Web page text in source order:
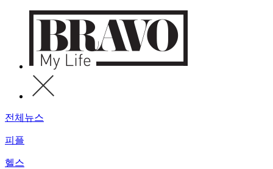
전체뉴스
피플
헬스